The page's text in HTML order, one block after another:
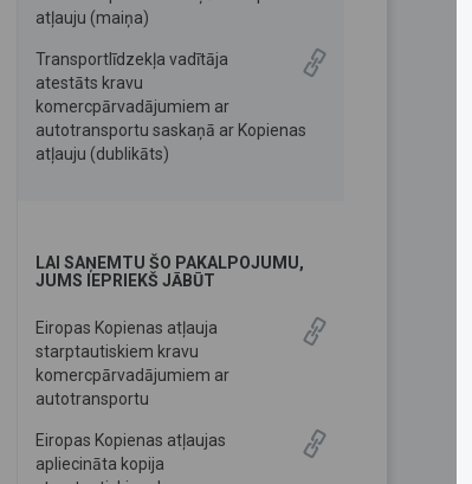
atļauju (maiņa)
Transportlīdzekļa vadītāja
atestāts kravu
komercpārvadājumiem ar
autotransportu saskaņā ar Kopienas
atļauju (dublikāts)
LAI SAŅEMTU ŠO PAKALPOJUMU,
JUMS IEPRIEKŠ JĀBŪT
Eiropas Kopienas atļauja
starptautiskiem kravu
komercpārvadājumiem ar
autotransportu
Eiropas Kopienas atļaujas
apliecināta kopija